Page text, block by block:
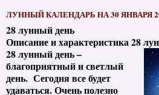
ЛУННЫЙ КАЛЕНДАРЬ НА 30 ЯНВАРЯ
28 лунный день
Описание и характеристика 28
28 лунный день –
благоприятный и светлый
день. Сегодня все будет
удаваться. Очень полезно